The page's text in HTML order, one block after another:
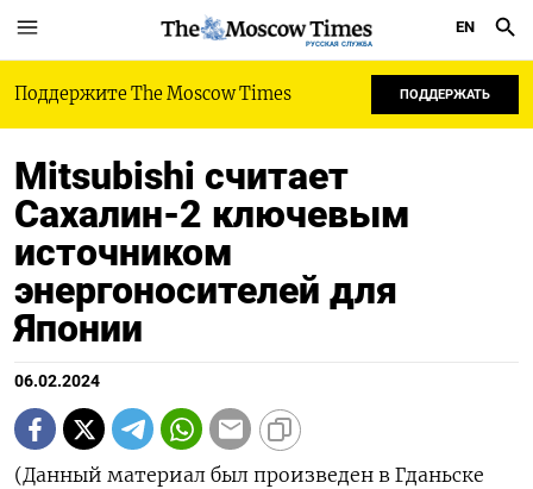
РУССКАЯ СЛУЖБА
EN
Поддержите The Moscow Times ПОДДЕРЖАТЬ
Mitsubishi считает
Сахалин-2 ключевым
источником
энергоносителей для
Японии
06.02.2024
(Данный материал был произведен в Гданьске